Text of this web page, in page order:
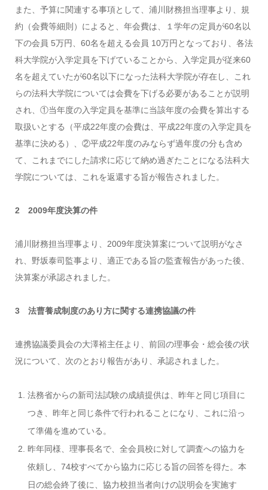
また、予算に関連する事項として、浦川財務担当理事より、規
約（会費等細則）によると、年会費は、１学年の定員が60名以
下の会員 5万円、60名を超える会員 10万円となっており、各法
科大学院が入学定員を下げていることから、入学定員が従来60
名を超えていたが60名以下になった法科大学院が存在し、これ
らの法科大学院については会費を下げる必要があることが説明
され、①当年度の入学定員を基準に当該年度の会費を算出する
取扱いとする（平成22年度の会費は、平成22年度の入学定員を
基準に決める）、②平成22年度のみならず過年度の分も含め
て、これまでにした請求に応じて納め過ぎたことになる法科大
学院については、これを返還する旨が報告されました。
2 2009年度決算の件
浦川財務担当理事より、2009年度決算案について説明がなさ
れ、野坂泰司監事より、適正である旨の監査報告があった後、
決算案が承認されました。
3 法曹養成制度のあり方に関する連携協議の件
連携協議委員会の大澤裕主任より、前回の理事会・総会後の状
況について、次のとおり報告があり、承認されました。
法務省からの新司法試験の成績提供は、昨年と同じ項目に
つき、昨年と同じ条件で行われることになり、これに沿っ
て準備を進めている。
昨年同様、理事長名で、全会員校に対して調査への協力を
依頼し、74校すべてから協力に応じる旨の回答を得た。本
日の総会終了後に、協力校担当者向けの説明会を実施す